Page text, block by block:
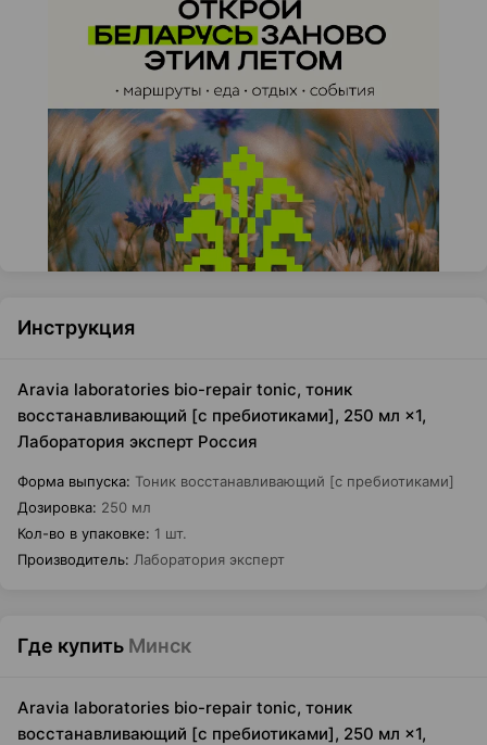
Инструкция
Aravia laboratories bio-repair tonic, тоник
восстанавливающий [с пребиотиками], 250 мл ×1,
Лаборатория эксперт Россия
Форма выпуска: Тоник восстанавливающий [с пребиотиками]
Дозировка: 250 мл
Кол-во в упаковке: 1 шт.
Производитель: Лаборатория эксперт
Где купить Минск
Aravia laboratories bio-repair tonic, тоник
восстанавливающий [с пребиотиками], 250 мл ×1,